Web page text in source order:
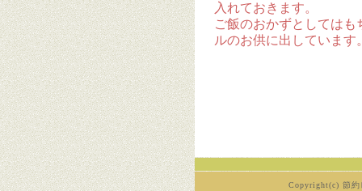
入れておきます。
ご飯のおかずとしては
ルのお供に出しています
Copyright(c) 節